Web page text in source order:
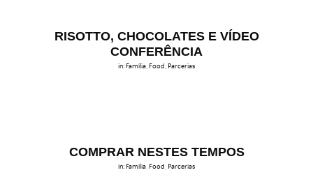
RISOTTO, CHOCOLATES E VÍDEO
CONFERÊNCIA
in: Família Food Parcerias
COMPRAR NESTES TEMPOS
in: Família Food Parcerias